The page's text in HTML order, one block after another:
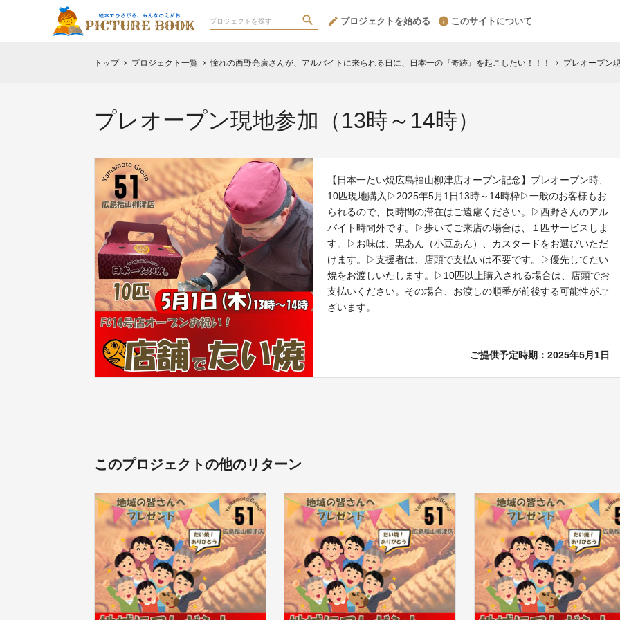
プロジェクトを始める このサイトについて
トップ chevron_right プロジェクト一覧 chevron_right 憧れの西野亮廣さんが、アルバイトに来られる日に、日本一の『奇跡』を起こしたい！！！ chevron_right プレオープン
プレオープン現地参加（13時～14時）
【日本一たい焼広島福山柳津店オープン記念】プレオープン時、
10匹現地購入▷2025年5月1日13時～14時枠▷一般のお客様もお
られるので、長時間の滞在はご遠慮ください。▷西野さんのアル
バイト時間外です。▷歩いてご来店の場合は、１匹サービスしま
す。▷お味は、黒あん（小豆あん）、カスタードをお選びいただ
けます。▷支援者は、店頭で支払いは不要です。▷優先してたい
焼をお渡しいたします。▷10匹以上購入される場合は、店頭でお
支払いください。その場合、お渡しの順番が前後する可能性がご
ざいます。
ご提供予定時期：2025年5月1日
このプロジェクトの他のリターン